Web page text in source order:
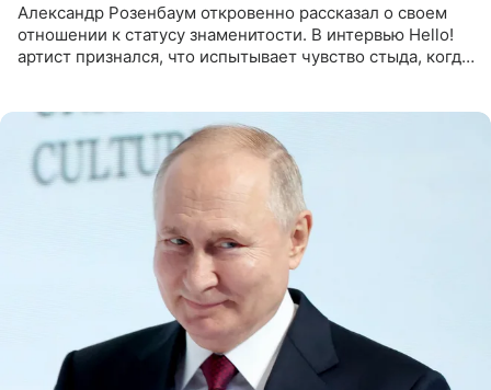
Александр Розенбаум откровенно рассказал о своем
отношении к статусу знаменитости. В интервью Hello!
артист признался, что испытывает чувство стыда, когда